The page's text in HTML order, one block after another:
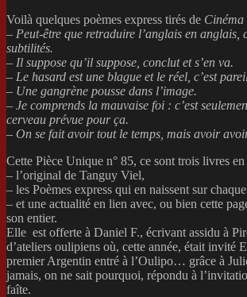
Voilà quelques poèmes express tirés de Cinéma
– Peut-être que retraduire l’anglais en anglais,
subtilités.
– Il suppose qu’il suppose, conclut et s’en va.
– Le hasard est une blague et le réel, c’est
– Une gangrène pousse dans l’image.
– Je comprends la mauvaise foi : c’est
cerveau prévue pour ça.
– On se fait avoir tout le temps, mais avoir
Cette Pièce Unique n° 85, ce sont trois livres
– l’original de Tanguy Viel,
– les Poèmes express qui en naissent sur
– et une actualité en lien avec, ou bien cette
son entier.
Elle est offerte à Daniel F., écrivant assidu à
d’ateliers oulipiens où, cette année, était invité
premier Argentin entré à l’Oulipo… grâce à
jamais, on ne sait pourquoi, répondu à
faîte.